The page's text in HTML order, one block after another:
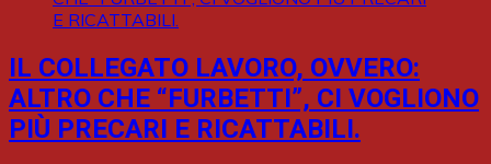
IL COLLEGATO LAVORO, OVVERO:
ALTRO CHE “FURBETTI”, CI VOGLIONO
PIÙ PRECARI E RICATTABILI.